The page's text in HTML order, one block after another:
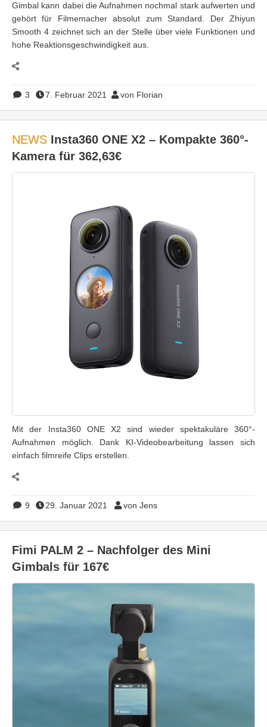
Gimbal kann dabei die Aufnahmen nochmal stark aufwerten und
gehört für Filmemacher absolut zum Standard. Der Zhiyun
Smooth 4 zeichnet sich an der Stelle über viele Funktionen und
hohe Reaktionsgeschwindigkeit aus.
3 7. Februar 2021 von Florian
NEWS Insta360 ONE X2 – Kompakte 360°-
Kamera für 362,63€
Mit der Insta360 ONE X2 sind wieder spektakuläre 360°-
Aufnahmen möglich. Dank KI-Videobearbeitung lassen sich
einfach filmreife Clips erstellen.
9 29. Januar 2021 von Jens
Fimi PALM 2 – Nachfolger des Mini
Gimbals für 167€